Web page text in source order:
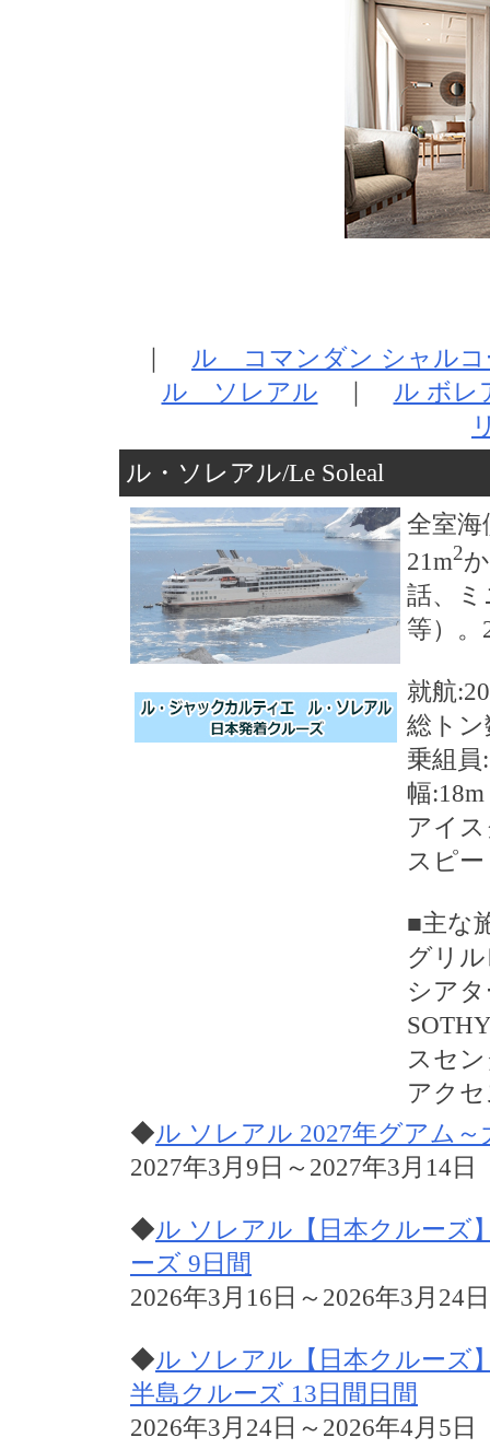
ル コマンダン シャルコ
ル ソレアル
ル ボレ
ル・ソレアル/Le Soleal
全室海
21m2
話、
等）
就航
総ト
乗組
幅
アイ
スピ
■主な
グリ
シア
スセ
アク
◆ル ソレアル 2027年グアム
2027年3月9日～2027年3月14
◆ル ソレアル【日本クルーズ
ーズ 9日間
2026年3月16日～2026年3月24日
◆ル ソレアル【日本クルーズ
半島クルーズ 13日間日間
2026年3月24日～2026年4月5日